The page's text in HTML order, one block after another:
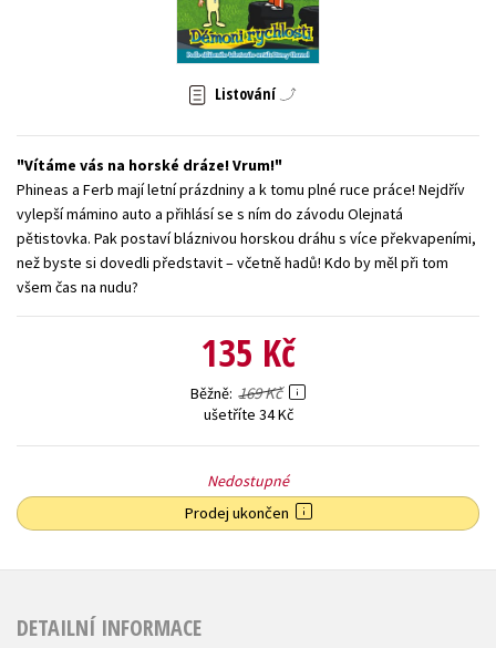
Zahraniční literatura
Všechny tituly
Listování
Vítáme vás na horské dráze! Vrum!
Phineas a Ferb mají letní prázdniny a k tomu plné ruce práce! Nejdřív
vylepší mámino auto a přihlásí se s ním do závodu Olejnatá
pětistovka. Pak postaví bláznivou horskou dráhu s více překvapeními,
než byste si dovedli představit – včetně hadů! Kdo by měl při tom
všem čas na nudu?
135 Kč
Běžně 169 Kč
ušetříte 34 Kč
Nedostupné
Prodej ukončen
DETAILNÍ INFORMACE